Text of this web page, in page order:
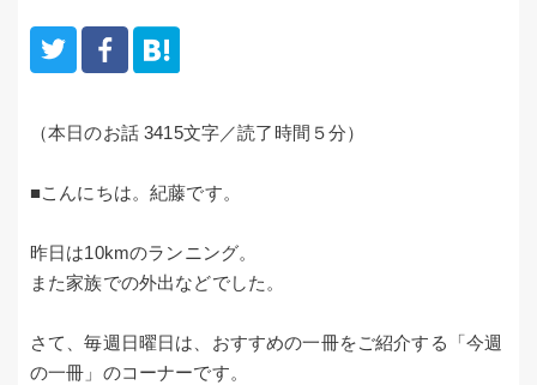
（本日のお話 3415文字／読了時間５分）
■こんにちは。紀藤です。
昨日は10kmのランニング。
また家族での外出などでした。
さて、毎週日曜日は、おすすめの一冊をご紹介する「今週
の一冊」のコーナーです。